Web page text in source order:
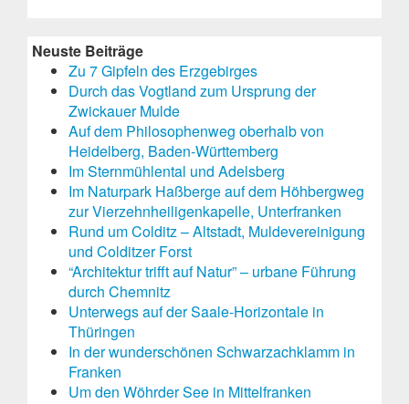
Neuste Beiträge
Zu 7 Gipfeln des Erzgebirges
Durch das Vogtland zum Ursprung der
Zwickauer Mulde
Auf dem Philosophenweg oberhalb von
Heidelberg, Baden-Württemberg
Im Sternmühlental und Adelsberg
Im Naturpark Haßberge auf dem Höhbergweg
zur Vierzehnheiligenkapelle, Unterfranken
Rund um Colditz – Altstadt, Muldevereinigung
und Colditzer Forst
“Architektur trifft auf Natur” – urbane Führung
durch Chemnitz
Unterwegs auf der Saale-Horizontale in
Thüringen
In der wunderschönen Schwarzachklamm in
Franken
Um den Wöhrder See in Mittelfranken